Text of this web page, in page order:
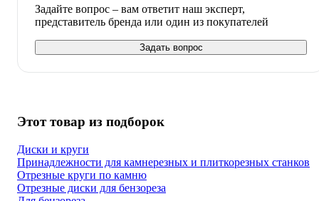
Задайте вопрос – вам ответит наш эксперт,
представитель бренда или один из покупателей
Задать вопрос
Этот товар из подборок
Диски и круги
Принадлежности для камнерезных и плиткорезных станков
Отрезные круги по камню
Отрезные диски для бензореза